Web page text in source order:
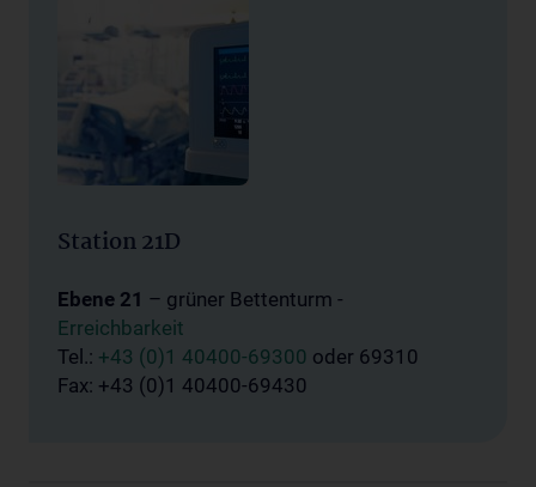
Station 21D
Ebene 21 – grüner Bettenturm -
Erreichbarkeit
Tel.: +43 (0)1 40400-69300 oder 69310
Fax: +43 (0)1 40400-69430